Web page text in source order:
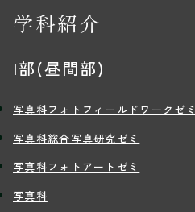
学科紹介
I部(昼間部)
写真科フォトフィールドワークゼミ
写真科総合写真研究ゼミ
写真科フォトアートゼミ
写真科